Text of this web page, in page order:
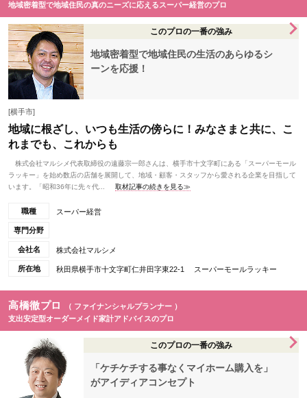
地域密着型で地域住民の真のニーズに応えるスーパー経営のプロ
このプロの一番の強み
地域密着型で地域住民の生活のあらゆるシ
ーンを応援！
[横手市]
地域に根ざし、いつも生活の傍らに！みなさまと共に、こ
れまでも、これからも
株式会社マルシメ代表取締役の遠藤宗一郎さんは、横手市十文字町にある「スーパーモール
ラッキー」を始め数店の店舗を展開して、地域・顧客・スタッフから愛される企業を目指して
います。「昭和36年に先々代...
取材記事の続きを見る≫
職種 スーパー経営
専門分野
会社名 株式会社マルシメ
所在地 秋田県横手市十文字町仁井田字東22-1 スーパーモールラッキー
高橋徹プロ
（ ファイナンシャルプランナー ）
支出安定型オーダーメイド家計アドバイスのプロ
このプロの一番の強み
「ケチケチする事なくマイホーム購入を」
がアイディアコンセプト